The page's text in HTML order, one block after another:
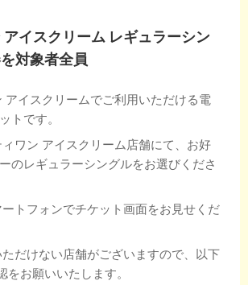
イスクリーム レギュラーシン
対象者全員
アイスクリームでご利用いただける電
トです。
ワン アイスクリーム店舗にて、お好
のレギュラーシングルをお選びくださ
トフォンでチケット画面をお見せくだ
だけない店舗がございますので、以下
をお願いいたします。